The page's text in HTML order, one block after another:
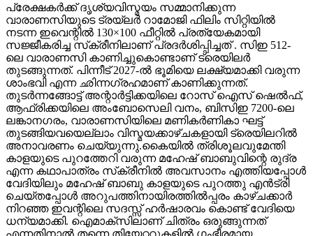
പ്രേക്ഷകർക്ക് ദൃശ്യവിസ്മയം സമ്മാനിക്കുന്ന
വാരാണസിയുടെ ട്രയ്ലർ റാമോജി ഫിലിം സിറ്റിയിൽ
നടന്ന ഇവെന്റിൽ 130×100 ഫീറ്റിൽ പ്രത്യേകമായി
സജ്ജീകരിച്ച സ്‌ക്രീനിലാണ് പ്രദർശിപ്പിച്ചത് . സിഇ 512-
ലെ വാരാണസി കാണിച്ചുകൊണ്ടാണ് ട്രെയിലര്‍
തുടങ്ങുന്നത്. പിന്നീട് 2027-ല്‍ ഭൂമിയെ ലക്ഷ്യമാക്കി വരുന്ന
ശാംഭവി എന്ന ഛിന്നഗ്രഹമാണ് കാണിക്കുന്നത്.
തുടര്‍ന്നങ്ങോട്ട് അന്റാര്‍ട്ടിക്കയിലെ റോസ് ഐസ് ഷെല്‍ഫ്,
ആഫ്രിക്കയിലെ അംബോസെലി വനം, ബിസിഇ 7200-ലെ
ലങ്കാനഗരം, വാരാണസിയിലെ മണികര്‍ണികാ ഘട്ട്
തുടങ്ങിയവയെല്ലാം വിസ്മയക്കാഴ്ചകളായി ട്രെയിലറില്‍
അനാവരണം ചെയ്യുന്നു.കൈയില്‍ ത്രിശൂലവുമേന്തി
കാളയുടെ പുറത്തേറി വരുന്ന മഹേഷ് ബാബുവിന്റെ രുദ്ര
എന്ന കഥാപാത്രം സ്‌ക്രീനിൽ അവസാനം എത്തിയപ്പോൾ
വേദിയിലും മഹേഷ് ബാബു കാളയുടെ പുറത്തു എൻട്രി
ചെയ്തപ്പോൾ അറുപത്തിനായിരത്തിൽപ്പരം കാഴ്ചക്കാർ
നിറഞ്ഞ ഇവന്റിലെ സദസ്സ് ഹർഷാരവം കൊണ്ട് വേദിയെ
ധന്യമാക്കി. ഐമാക്‌സിലാണ് ചിത്രം ഒരുങ്ങുന്നത്
എന്നതിനാല്‍ തന്നെ തിയേറ്ററുകളില്‍ ഗംഭീരമായ